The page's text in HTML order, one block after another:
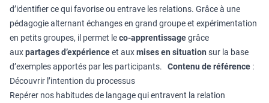
d’identifier ce qui favorise ou entrave les relations. Grâce à une
pédagogie alternant échanges en grand groupe et expérimentation
en petits groupes, il permet leco-apprentissagegrâce
auxpartages d’expérienceet auxmises en situation sur la base
d’exemples apportés par les participants. Contenu de référence :
Découvrir l’intention du processus
Repérer nos habitudes de langage qui entravent la relation